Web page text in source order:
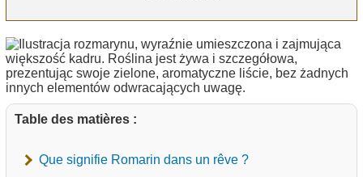
Table des matières :
Que signifie Romarin dans un rêve ?